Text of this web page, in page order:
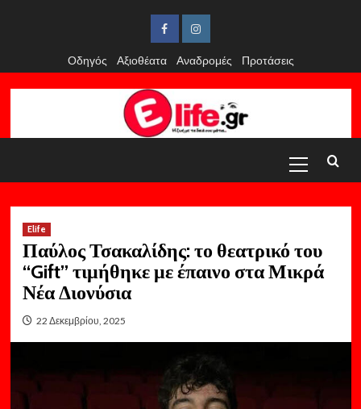
FacebookInstagram
Οδηγός
Αξιοθέατα Αναδρομές Προτάσεις
Menu
Elife
Παύλος Τσακαλίδης: το θεατρικό του
“Gift” τιμήθηκε με έπαινο στα Μικρά
Νέα Διονύσια
22 Δεκεμβρίου, 2025